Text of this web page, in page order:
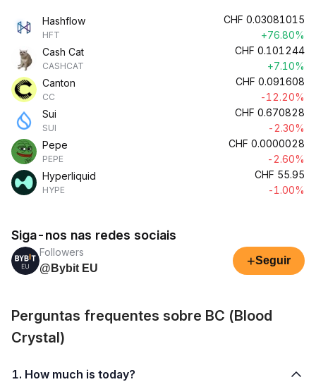
Hashflow
HFT
CHF 0.03081015
+76.80%
Cash Cat
CASHCAT
CHF 0.101244
+7.10%
Canton
CC
CHF 0.091608
-12.20%
Sui
SUI
CHF 0.670828
-2.30%
Pepe
PEPE
CHF 0.0000028
-2.60%
Hyperliquid
HYPE
CHF 55.95
-1.00%
Siga-nos nas redes sociais
Followers
@Bybit EU
+Seguir
Perguntas frequentes sobre BC (Blood
Crystal)
1. How much is today?